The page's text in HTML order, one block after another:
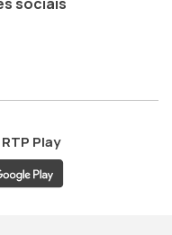
RTP Play